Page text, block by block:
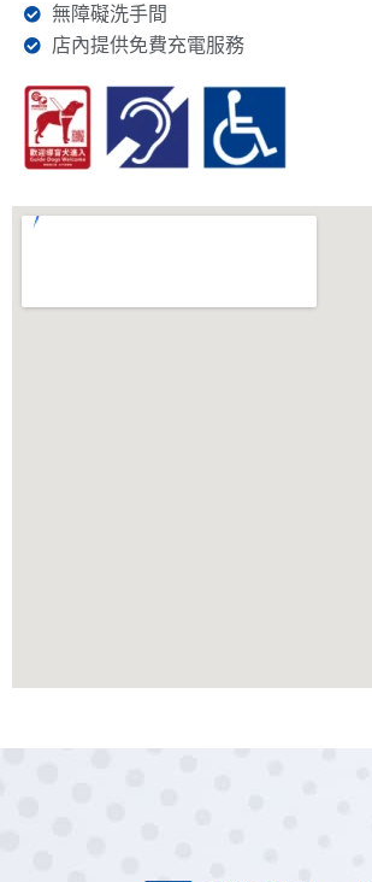
無障礙洗手間
店內提供免費充電服務